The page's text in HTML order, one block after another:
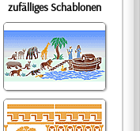
zufälliges Schablonen